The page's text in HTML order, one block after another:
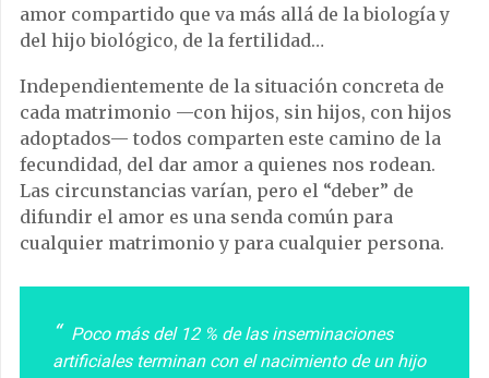
amor compartido que va más allá de la biología y
del hijo biológico, de la fertilidad…
Independientemente de la situación concreta de
cada matrimonio —con hijos, sin hijos, con hijos
adoptados— todos comparten este camino de la
fecundidad, del dar amor a quienes nos rodean.
Las circunstancias varían, pero el “deber” de
difundir el amor es una senda común para
cualquier matrimonio y para cualquier persona.
Poco más del 12 % de las inseminaciones
artificiales terminan con el nacimiento de un hijo